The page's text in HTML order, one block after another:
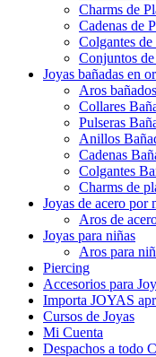
Charms de
Cadenas de
Colgantes de
Conjuntos de
Joyas bañadas en
Aros
Collares
Pulseras
Anillos
Cadenas
Colgantes
Charms de
Joyas de acero por
Aros de
Joyas para niñas
Aros para
Piercing
Accesorios para
Importa JOYAS
Cursos de Joyas
Mi Cuenta
Despachos a todo